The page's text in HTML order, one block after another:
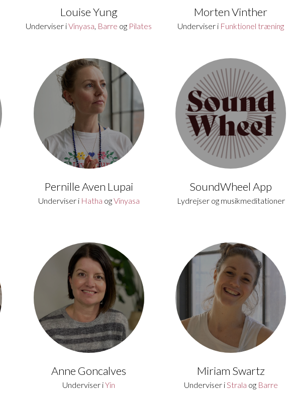
Louise Yung
Underviser iVinyasa, Barre og Pilates
Morten Vinther
Underviser i Funktionel træning
Pernille Aven Lupai
Underviser i Hatha ogVinyasa
SoundWheel App
Lydrejser og musikmeditationer
Anne Goncalves
Underviser iYin
Miriam Swartz
Underviser iStrala og Barre